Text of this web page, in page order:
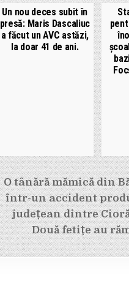
Un nou deces subit în
presă: Maris Dascaliuc
a făcut un AVC astăzi,
la doar 41 de ani.
O tânără mămică din
într-un accident
județean dintre
Două fetițe au